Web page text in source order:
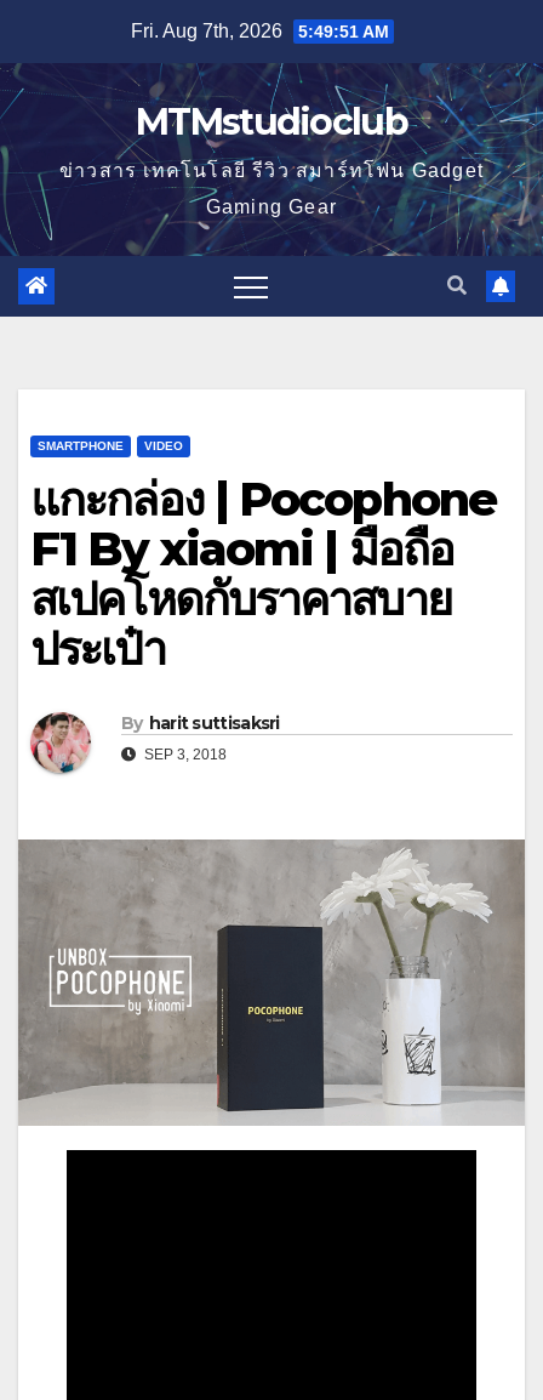
content
Fri. Aug 7th, 2026 5:49:52 AM
MTMstudioclub
ข่าวสาร เทคโนโลยี รีวิว สมาร์ทโฟน Gadget
Gaming Gear
SMARTPHONE VIDEO
แกะกล่อง | Pocophone
F1 By xiaomi | มือถือ
สเปคโหดกับราคาสบาย
ประเป๋า
By harit suttisaksri
SEP 3, 2018